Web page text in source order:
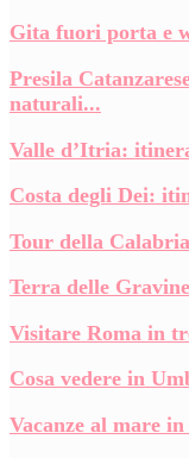
Gita fuori porta e
Presila
naturali...
Valle d’Itria:
Costa degli Dei:
Tour della
Terra delle
Visitare Roma in
Cosa vedere in
Vacanze al mare